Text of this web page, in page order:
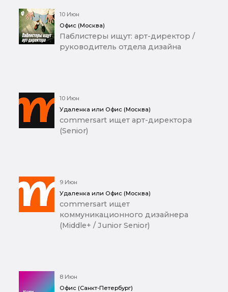
10 Июн
Офис (Москва)
Паблистеры ищут: арт-директор /
руководитель отдела дизайна
10 Июн
Удаленка или Офис (Москва)
commersart ищет арт-директора
(Senior)
9 Июн
Удаленка или Офис (Москва)
commersart ищет
коммуникационного дизайнера
(Middle+ / Junior Senior)
8 Июн
Офис (Санкт-Петербург)